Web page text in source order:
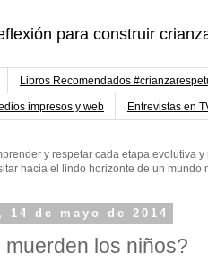
para construir
Libros Recomendados
impresos y web Entrevistas en
y respetar cada etapa evolutiva
hacia el lindo horizonte de un mundo
14 de mayo de 2014
muerden los niños?